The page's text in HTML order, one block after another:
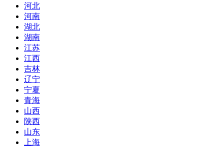
河北
河南
湖北
湖南
江苏
江西
吉林
辽宁
宁夏
青海
山西
陕西
山东
上海